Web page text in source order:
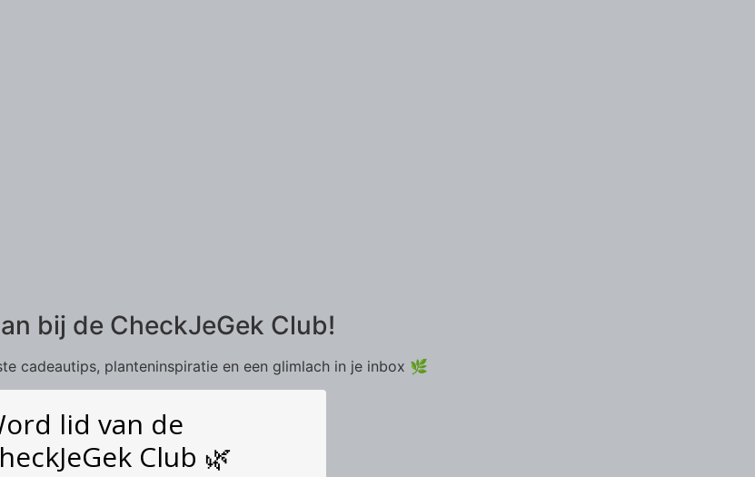
bij de CheckJeGek Club!
cadeautips, planteninspiratie en een glimlach in je inbox 🌿
lid van de
Club 🌿